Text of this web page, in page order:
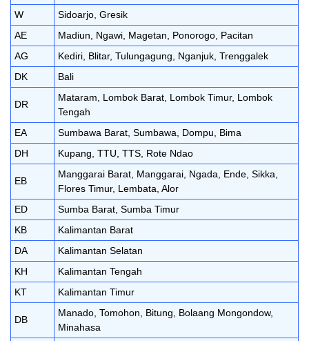
W
Sidoarjo, Gresik
AE
Madiun, Ngawi, Magetan, Ponorogo, Pacitan
AG
Kediri, Blitar, Tulungagung, Nganjuk, Trenggalek
DK
Bali
DR
Mataram, Lombok Barat, Lombok Timur, Lombok
Tengah
EA
Sumbawa Barat, Sumbawa, Dompu, Bima
DH
Kupang, TTU, TTS, Rote Ndao
EB
Manggarai Barat, Manggarai, Ngada, Ende, Sikka,
Flores Timur, Lembata, Alor
ED
Sumba Barat, Sumba Timur
KB
Kalimantan Barat
DA
Kalimantan Selatan
KH
Kalimantan Tengah
KT
Kalimantan Timur
DB
Manado, Tomohon, Bitung, Bolaang Mongondow,
Minahasa